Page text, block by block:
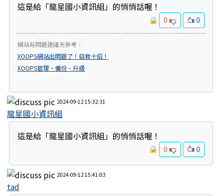
這是給「龍星國小資訊組」的悄悄話喔！
0 0
網站有問題建議先參考：
XOOPS網站出問題了！自救十招！
XOOPS管理、備份、升級
2024-09-12 15:32:31
龍星國小資訊組
這是給「龍星國小資訊組」的悄悄話喔！
0 0
2024-09-12 15:41:03
tad